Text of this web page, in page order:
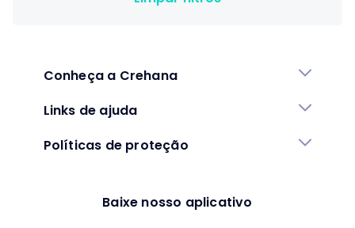
Conheça a Crehana
Links de ajuda
Políticas de proteção
Baixe nosso aplicativo